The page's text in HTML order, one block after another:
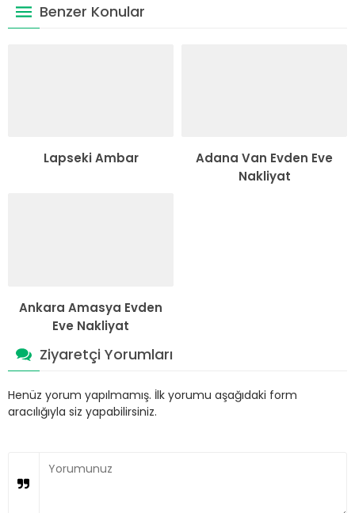
Benzer Konular
Lapseki Ambar
Adana Van Evden Eve
Nakliyat
Ankara Amasya Evden
Eve Nakliyat
Ziyaretçi Yorumları
Henüz yorum yapılmamış. İlk yorumu aşağıdaki form
aracılığıyla siz yapabilirsiniz.